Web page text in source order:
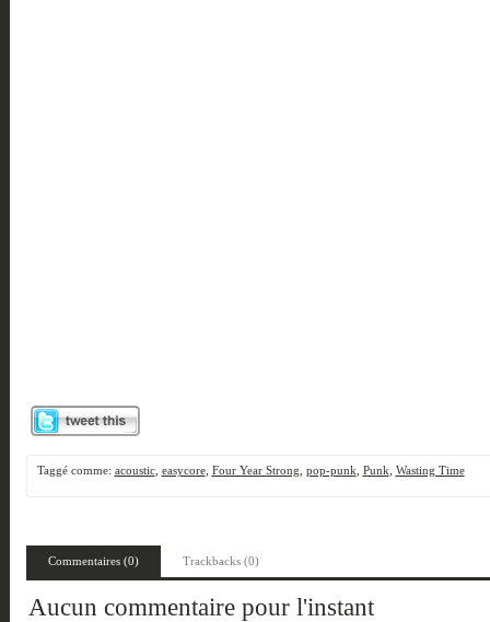
Taggé comme: acoustic, easycore, Four Year Strong pop-punk Punk Wasting Time
Commentaires (0) Trackbacks (0)
Aucun commentaire pour l'instant